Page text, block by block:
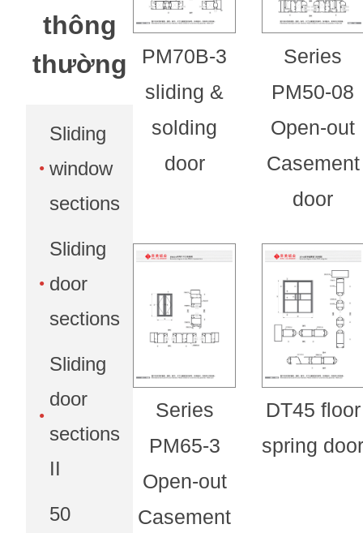
thông
thường
Sliding
window
sections
Sliding
door
sections
Sliding
door
sections
II
50
PM70B-3
sliding &
solding
door
Series
PM50-08
Open-out
Casement
door
Series
PM65-3
Open-out
Casement
DT45 floor
spring